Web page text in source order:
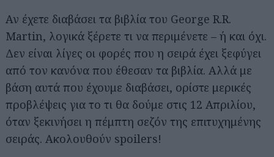
Αν έχετε διαβάσει τα βιβλία του George R.R.
Martin, λογικά ξέρετε τι να περιμένετε – ή και όχι.
Δεν είναι λίγες οι φορές που η σειρά έχει ξεφύγει
από τον κανόνα που έθεσαν τα βιβλία. Αλλά με
βάση αυτά που έχουμε διαβάσει, ορίστε μερικές
προβλέψεις για το τι θα δούμε στις 12 Απριλίου,
όταν ξεκινήσει η πέμπτη σεζόν της επιτυχημένης
σειράς. Ακολουθούν spoilers!